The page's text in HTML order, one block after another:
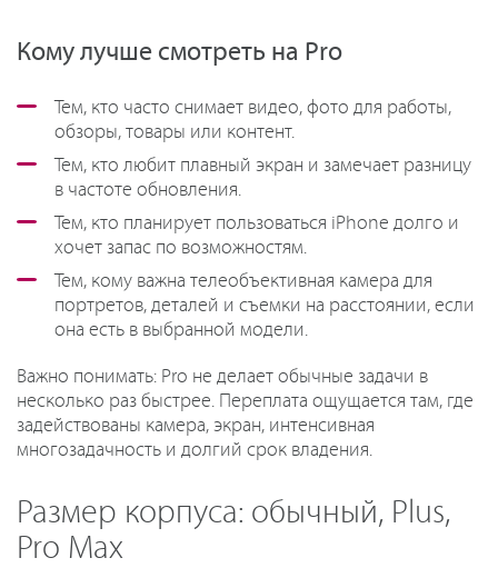
Кому лучше смотреть на Pro
Тем, кто часто снимает видео, фото для работы,
обзоры, товары или контент.
Тем, кто любит плавный экран и замечает разницу
в частоте обновления.
Тем, кто планирует пользоваться iPhone долго и
хочет запас по возможностям.
Тем, кому важна телеобъективная камера для
портретов, деталей и съемки на расстоянии, если
она есть в выбранной модели.
Важно понимать: Pro не делает обычные задачи в
несколько раз быстрее. Переплата ощущается там, где
задействованы камера, экран, интенсивная
многозадачность и долгий срок владения.
Размер корпуса: обычный, Plus,
Pro Max